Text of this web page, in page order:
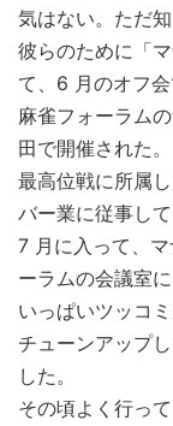
気はない。ただ知
彼らのために「
て、6 月のオフ会
麻雀フォーラム
田で開催された。
最高位戦に所属
バー業に従事し
7 月に入って、
ーラムの会議室に
いっぱいツッコ
チューンアップ
した。
その頃よく行っ